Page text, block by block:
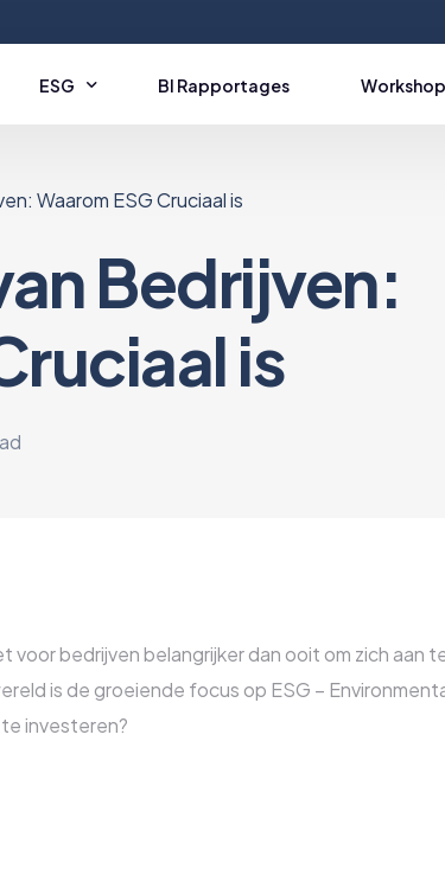
ESG
Economie
S1: Eigen Personeel
S2: Waardeketen
S3: Gemeenschappen
S4: Eindgebruikers
BI Rapportages
Waarom ESG Cruciaal is
Bedrijven:
is
voor bedrijven belangrijker dan ooit om zich aan
is de groeiende focus op ESG –
investeren?